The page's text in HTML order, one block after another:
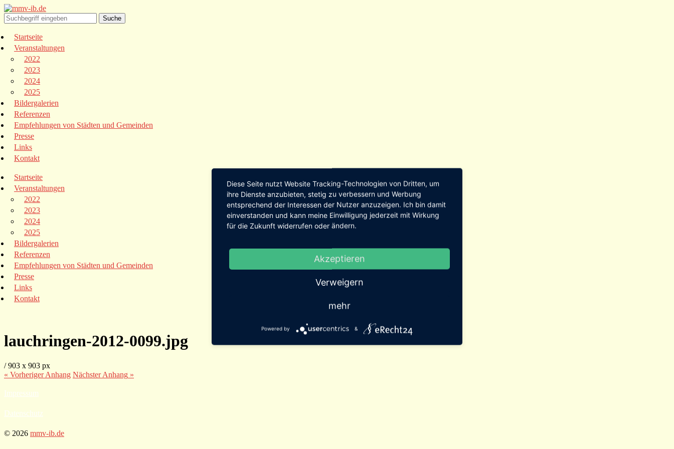
Startseite
Veranstaltungen
2022
2023
2024
2025
Bildergalerien
Referenzen
Empfehlungen von Städten und Gemeinden
Presse
Links
Kontakt
Startseite
Veranstaltungen
2022
2023
2024
2025
Bildergalerien
Referenzen
Empfehlungen von Städten und Gemeinden
Presse
Links
Kontakt
lauchringen-2012-0099.jpg
/903 x 903 px
« VorherigerAnhang NächsterAnhang »
Impressum
Datenschutz
© 2026 mmv-ib.de
Diese Seite nutzt Website Tracking-Technologien von Dritten, um
ihre Dienste anzubieten, stetig zu verbessern und Werbung
entsprechend der Interessen der Nutzer anzuzeigen. Ich bin damit
einverstanden und kann meine Einwilligung jederzeit mit Wirkung
für die Zukunft widerrufen oder ändern.
Akzeptieren
Verweigern
mehr
Powered by &